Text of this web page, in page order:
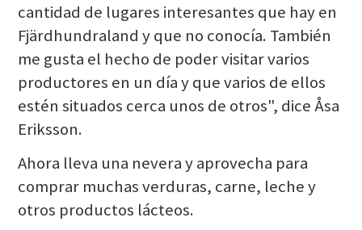
cantidad de lugares interesantes que hay en
Fjärdhundraland y que no conocía. También
me gusta el hecho de poder visitar varios
productores en un día y que varios de ellos
estén situados cerca unos de otros", dice Åsa
Eriksson.
Ahora lleva una nevera y aprovecha para
comprar muchas verduras, carne, leche y
otros productos lácteos.